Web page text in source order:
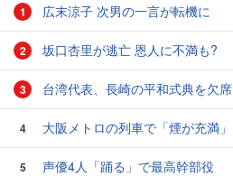
1 広末涼子 次男の一言が転機に
2 坂口杏里が逃亡 恩人に不満も?
3 台湾代表、長崎の平和式典を欠席
4 大阪メトロの列車で「煙が充満」
5
声優4人「踊る」で最高幹部役